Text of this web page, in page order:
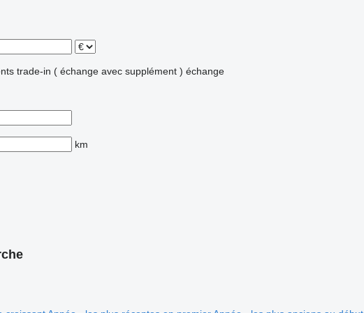
trade-in ( échange avec supplément ) échange
km